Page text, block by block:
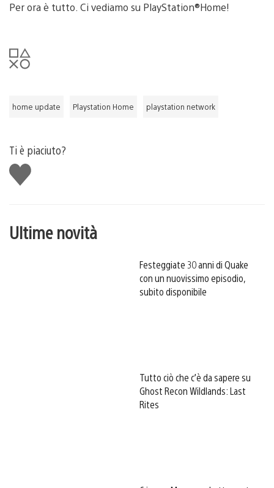
Per ora è tutto. Ci vediamo su PlayStation®Home!
home update Playstation Home playstation network
Ti è piaciuto?
Mi
piace
Ultime novità
Festeggiate 30 anni di Quake
con un nuovissimo episodio,
subito disponibile
Tutto ciò che c’è da sapere su
Ghost Recon Wildlands: Last
Rites